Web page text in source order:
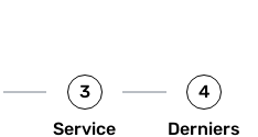
3
Service
4
Derniers